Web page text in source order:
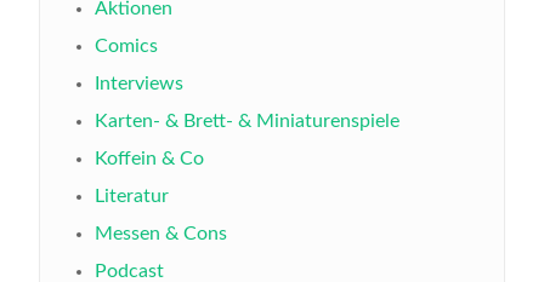
Aktionen
Comics
Interviews
Karten- & Brett- & Miniaturenspiele
Koffein & Co
Literatur
Messen & Cons
Podcast